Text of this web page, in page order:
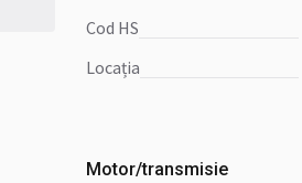
Cod HS
Locația
Motor/transmisie